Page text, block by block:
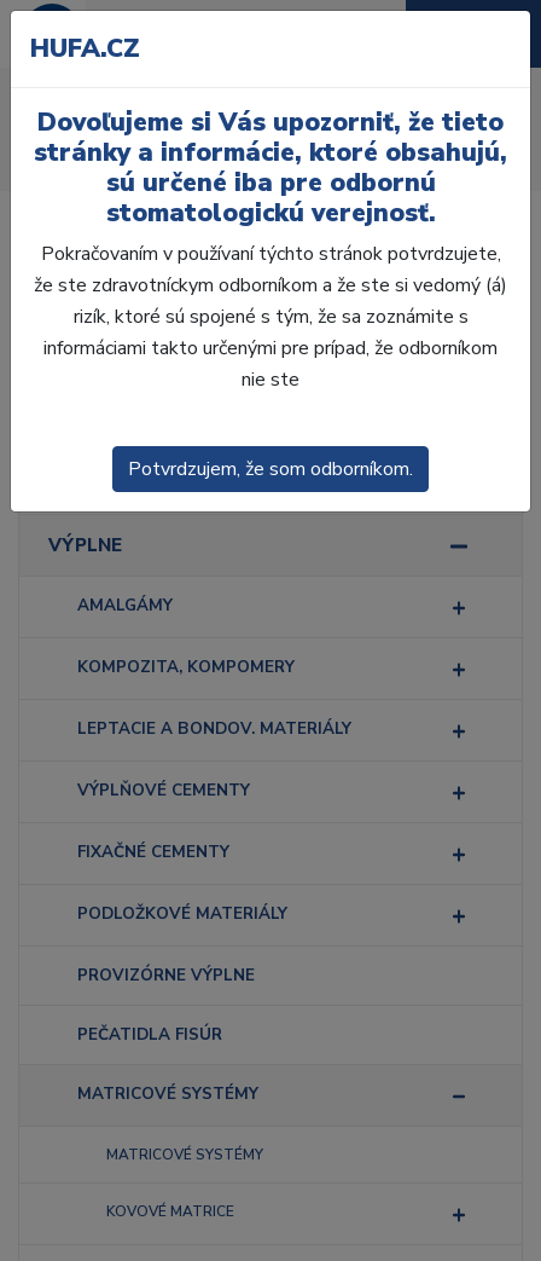
Úvod Ordinácia Výplne
Matricové systémy
Interdentálne klínky
Drevené
Laboratórium, Zub.
technika
ODLTAČKOVANIE
VÝPLNE
AMALGÁMY
KOMPOZITA, KOMPOMERY
LEPTACIE A BONDOV. MATERIÁLY
VÝPLŇOVÉ CEMENTY
FIXAČNÉ CEMENTY
PODLOŽKOVÉ MATERIÁLY
PROVIZÓRNE VÝPLNE
PEČATIDLA FISÚR
MATRICOVÉ SYSTÉMY
MATRICOVÉ SYSTÉMY
KOVOVÉ MATRICE
HUFA.CZ
Dovoľujeme si Vás upozorniť, že tieto
stránky a informácie, ktoré obsahujú,
sú určené iba pre odbornú
stomatologickú verejnosť.
Pokračovaním v používaní týchto stránok potvrdzujete,
že ste zdravotníckym odborníkom a že ste si vedomý (á)
rizík, ktoré sú spojené s tým, že sa zoznámite s
informáciami takto určenými pre prípad, že odborníkom
nie ste
Potvrdzujem, že som odborníkom.